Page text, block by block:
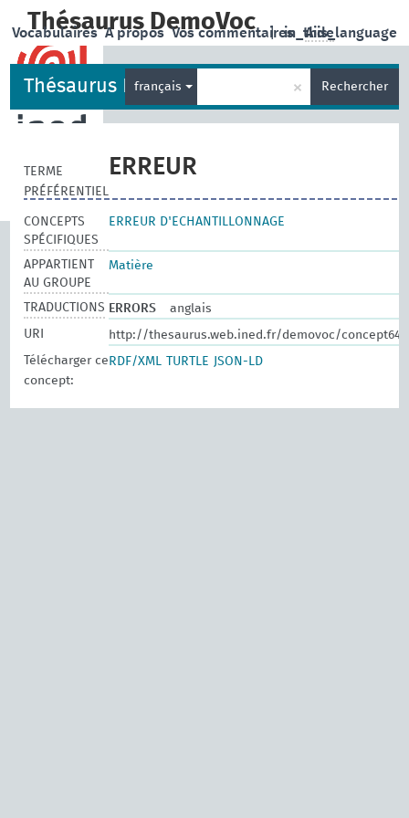
Thésaurus DemoVoc | in_this_language
Vocabulaires A propos Vos commentaires Aide
Thésaurus DemoVoc
français × Rechercher
TERME
PRÉFÉRENTIEL
ERREUR
CONCEPTS
SPÉCIFIQUES
ERREUR D'ECHANTILLONNAGE
APPARTIENT
AU GROUPE
Matière
TRADUCTIONS ERRORS
anglais
URI
http://thesaurus.web.ined.fr/demovoc/concept647
Télécharger ce
concept:
RDF/XML TURTLE JSON-LD